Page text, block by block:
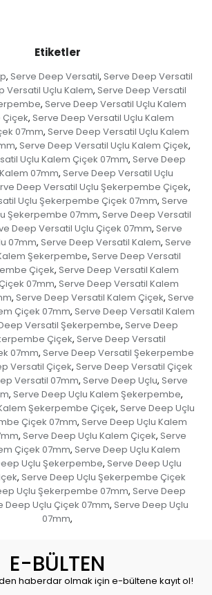
Etiketler
, Serve Deep Versatil, Serve Deep Versatil
Versatil Uçlu Kalem, Serve Deep Versatil
, Serve Deep Versatil Uçlu Kalem
, Serve Deep Versatil Uçlu Kalem
07mm, Serve Deep Versatil Uçlu Kalem
, Serve Deep Versatil Uçlu Kalem Çiçek,
Uçlu Kalem Çiçek 07mm, Serve Deep
07mm, Serve Deep Versatil Uçlu
Deep Versatil Uçlu Şekerpembe Çiçek,
Uçlu Şekerpembe Çiçek 07mm, Serve
Şekerpembe 07mm, Serve Deep Versatil
Deep Versatil Uçlu Çiçek 07mm, Serve
07mm, Serve Deep Versatil Kalem, Serve
Şekerpembe, Serve Deep Versatil
Çiçek, Serve Deep Versatil Kalem
07mm, Serve Deep Versatil Kalem
, Serve Deep Versatil Kalem Çiçek, Serve
Çiçek 07mm, Serve Deep Versatil Kalem
Versatil Şekerpembe, Serve Deep
Çiçek, Serve Deep Versatil
07mm, Serve Deep Versatil Şekerpembe
Versatil Çiçek, Serve Deep Versatil Çiçek
Versatil 07mm, Serve Deep Uçlu, Serve
, Serve Deep Uçlu Kalem Şekerpembe,
Şekerpembe Çiçek, Serve Deep Uçlu
Çiçek 07mm, Serve Deep Uçlu Kalem
, Serve Deep Uçlu Kalem Çiçek, Serve
Çiçek 07mm, Serve Deep Uçlu Kalem
Uçlu Şekerpembe, Serve Deep Uçlu
, Serve Deep Uçlu Şekerpembe Çiçek
Uçlu Şekerpembe 07mm, Serve Deep
Deep Uçlu Çiçek 07mm, Serve Deep Uçlu
07mm,
E-BÜLTEN
haberdar olmak için e-bültene kayıt ol!